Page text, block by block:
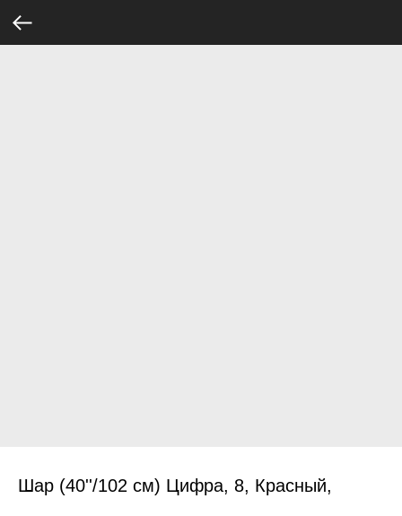
Шар (40''/102 см) Цифра, 8, Красный,